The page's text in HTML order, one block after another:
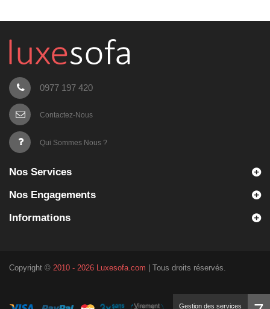
0977 197 420
Contactez-Nous
Qui Sommes Nous ?
Nos Services
Nos Engagements
Informations
Copyright © 2010 - 2026 Luxesofa.com | Tous droits réservés.
Gestion des services